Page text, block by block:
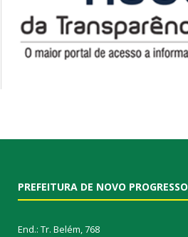
PREFEITURA DE NOVO PROGRESSO
End.: Tr. Belém, 768